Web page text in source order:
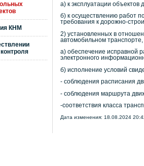
КНМ
а) к эксплуатации
б) к осуществлению работ
требования к дорожно-
2) установленных в
автомобильном транспорте,
а) обеспечение исправной
электронного
б) исполнение условий
- соблюдения расписания
- соблюдения маршрута
-соответствия класса
Дата изменения: 18.08.2024